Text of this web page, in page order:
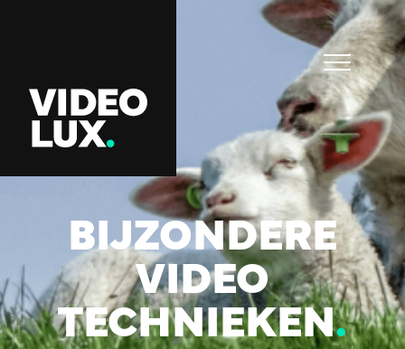
BIJZONDERE
VIDEO
TECHNIEKEN.